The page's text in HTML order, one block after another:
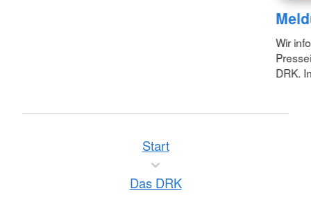
Wir
DRK.
Start
Das DRK